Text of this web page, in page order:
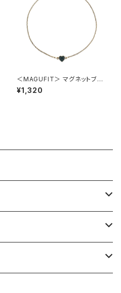
＜MAGUFIT＞ マグネットブレ
スレット ハート AAB0449-GD
（ゴールド）
¥1,320